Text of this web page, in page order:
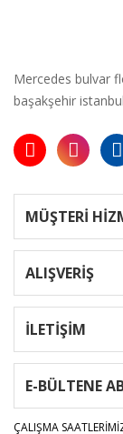
Mercedes bulvar
başakşehir istanbul
MÜŞTERİ
ALIŞVERİŞ
İLETİŞİM
E-BÜLTENE
ÇALIŞMA